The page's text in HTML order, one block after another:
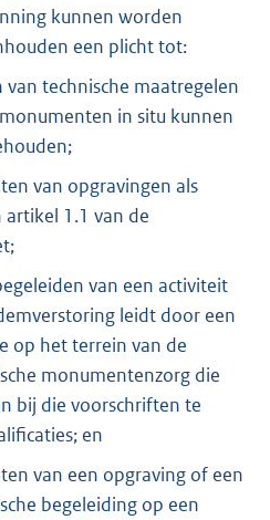
kunnen worden
een plicht tot:
technische maatregelen
in situ kunnen
van opgravingen als
artikel 1.1 van de
van een activiteit
leidt door een
op het terrein van de
monumentenzorg die
bij die voorschriften te
en
van een opgraving of een
begeleiding op een